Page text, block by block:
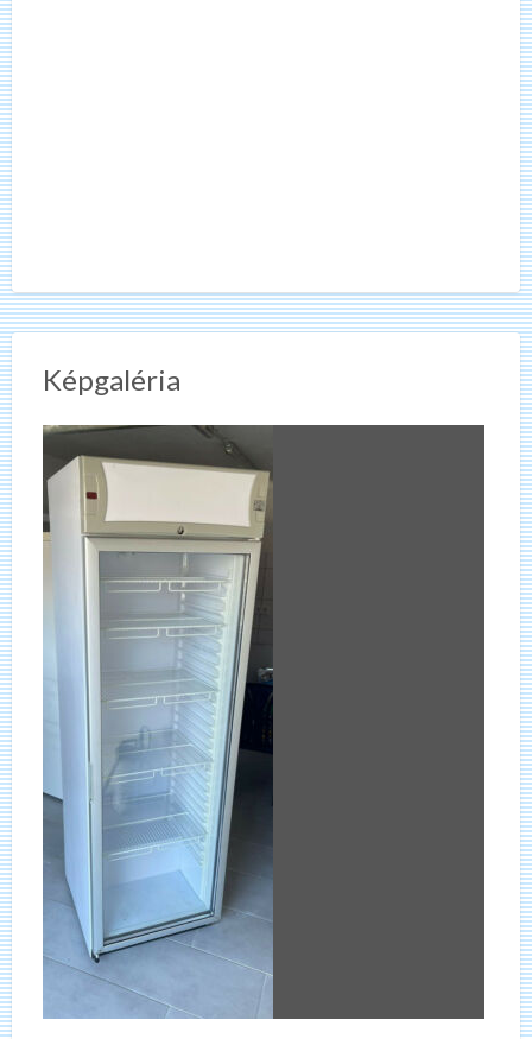
Képgaléria